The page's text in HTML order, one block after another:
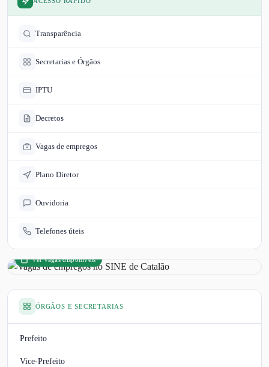
Transparência
Secretarias e Órgãos
IPTU
Decretos
Vagas de empregos
Plano Diretor
Ouvidoria
Telefones úteis
Ver vagas disponíveis
ÓRGÃOS E SECRETARIAS
Prefeito
Vice-Prefeito